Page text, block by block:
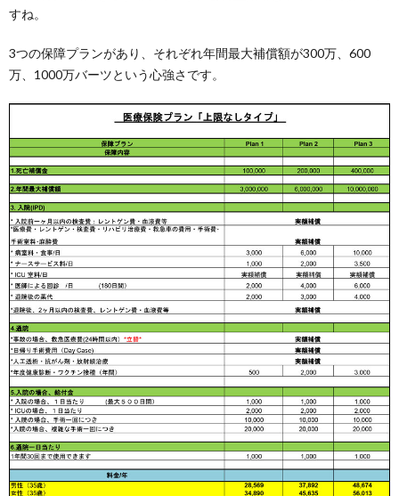
すね。
3つの保障プランがあり、それぞれ年間最大補償額が300万、600
万、1000万バーツという心強さです。